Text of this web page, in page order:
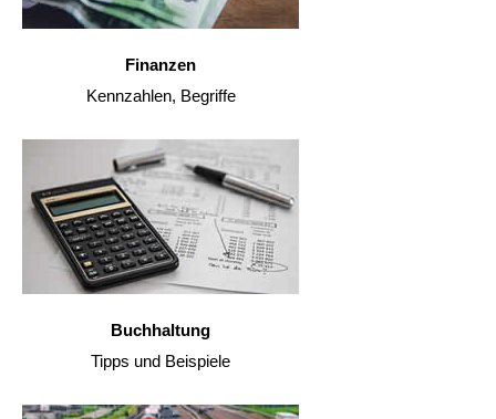
Finanzen
Kennzahlen, Begriffe
Buchhaltung
Tipps und Beispiele